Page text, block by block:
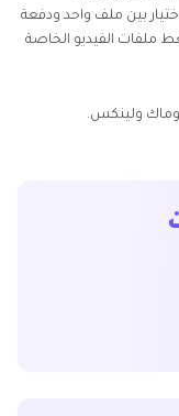
بين ملف واحد ودفعة
ملفات الفيديو الخاصة
وماك ولينكس.